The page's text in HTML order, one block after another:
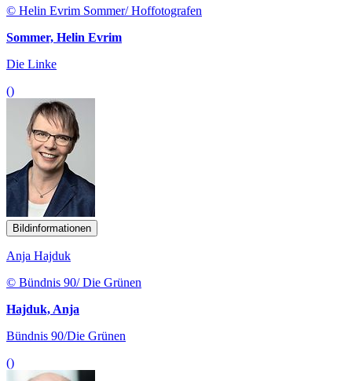
© Helin Evrim Sommer/ Hoffotografen
Sommer, Helin Evrim
Die Linke
()
Bildinformationen
Anja Hajduk
© Bündnis 90/ Die Grünen
Hajduk, Anja
Bündnis 90/Die Grünen
()